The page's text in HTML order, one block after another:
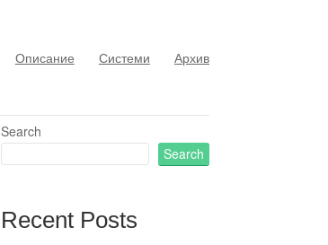
Описание Системи Архив
Search
Search
Recent Posts